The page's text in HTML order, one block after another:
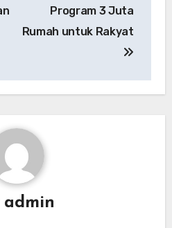
Program 3 Juta
Rumah untuk Rakyat
admin